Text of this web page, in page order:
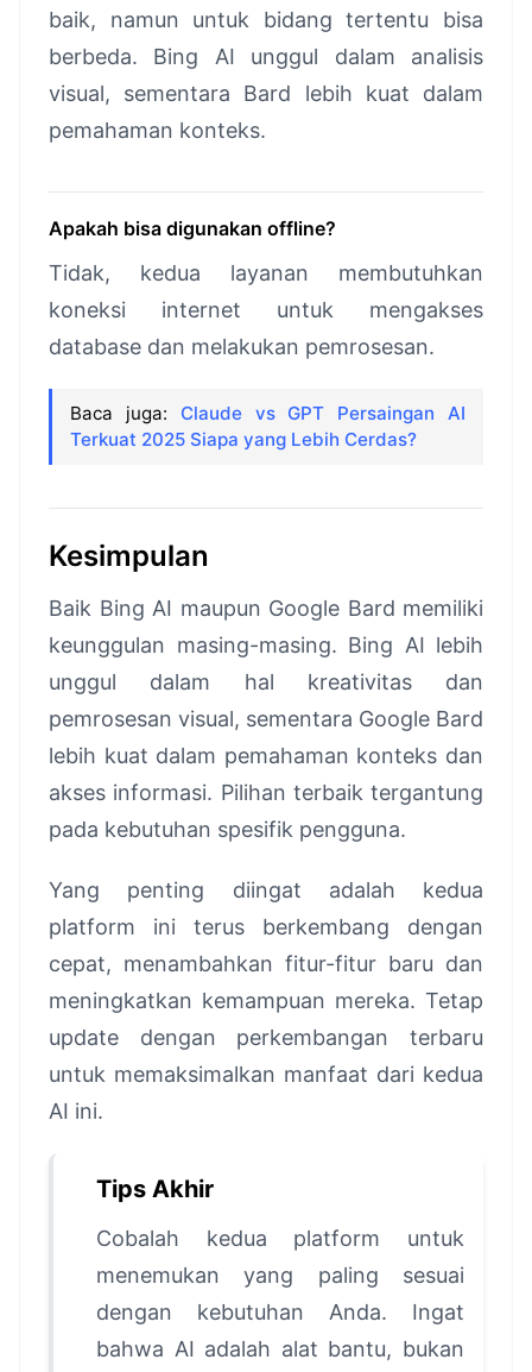
baik, namun untuk bidang tertentu bisa
berbeda. Bing AI unggul dalam analisis
visual, sementara Bard lebih kuat dalam
pemahaman konteks.
Apakah bisa digunakan offline?
Tidak, kedua layanan membutuhkan
koneksi internet untuk mengakses
database dan melakukan pemrosesan.
Baca juga: Claude vs GPT Persaingan AI
Terkuat 2025 Siapa yang Lebih Cerdas?
Kesimpulan
Baik Bing AI maupun Google Bard memiliki
keunggulan masing-masing. Bing AI lebih
unggul dalam hal kreativitas dan
pemrosesan visual, sementara Google Bard
lebih kuat dalam pemahaman konteks dan
akses informasi. Pilihan terbaik tergantung
pada kebutuhan spesifik pengguna.
Yang penting diingat adalah kedua
platform ini terus berkembang dengan
cepat, menambahkan fitur-fitur baru dan
meningkatkan kemampuan mereka. Tetap
update dengan perkembangan terbaru
untuk memaksimalkan manfaat dari kedua
AI ini.
Tips Akhir
Cobalah kedua platform untuk
menemukan yang paling sesuai
dengan kebutuhan Anda. Ingat
bahwa AI adalah alat bantu, bukan